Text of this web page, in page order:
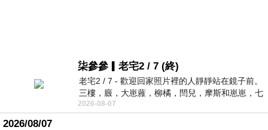
柒參參▎老宅2 / 7 (終)
老宅2 / 7 - 歡迎回家照片裡的人靜靜站在鏡子前。
三樓，廄，大崽蕥，柳橘，閆兒，摩斯和崽崽，七
個人整整齊齊地站在鏡框之外，如同
2026-08-07
2026/08/07